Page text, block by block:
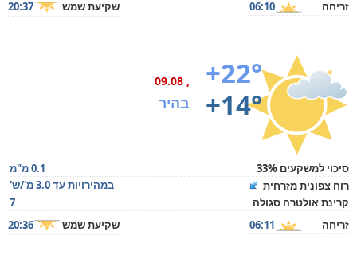
זריחה
06:10 שקיעת שמש 20:37
+22°
+14°
, 09.08
בהיר
סיכוי למשקעים 33%
0.1 מ"מ
רוח צפונית מזרחית
במהירויות עד 3.0 מ'/ש'
קרינת אולטרה סגולה
7
זריחה
06:11 שקיעת שמש 20:36